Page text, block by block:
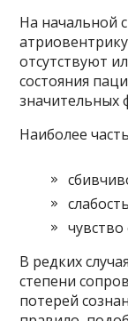
На начальной
отсутствуют
состояния
значительных
Наиболее
чувство
В редких
степени
потерей